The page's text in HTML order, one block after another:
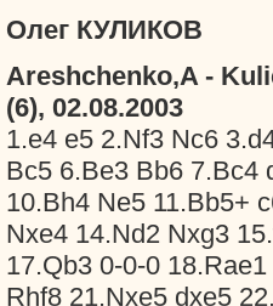
Олег КУЛИКОВ
Areshchenko,A -
(6), 02.08.2003
1.e4 e5 2.Nf3 Nc6
Bc5 6.Be3 Bb6 7.Bc4
10.Bh4 Ne5 11.Bb5+
Nxe4 14.Nd2 Nxg3
17.Qb3 0-0-0
Rhf8 21.Nxe5 dxe5